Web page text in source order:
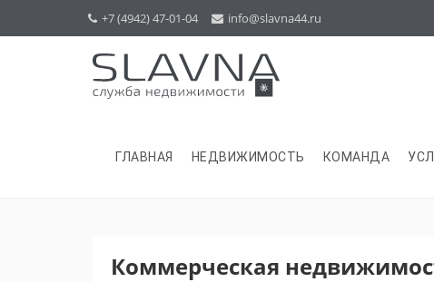
+7 (4942) 47-01-04 info@slavna44.ru
ГЛАВНАЯ НЕДВИЖИМОСТЬ КОМАНДА
Коммерческая